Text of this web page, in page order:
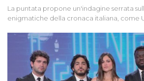
La puntata propone un'indagine serrata
enigmatiche della cronaca italiana, come
'90 e il 2000 che, inquietantemente,
libertà. Lo speciale affronta inoltre le zone
Firenze, le cui responsabilità appaiono
groviglio di dubbi mai chiariti. Nel corso
l'intervista inedita a Olindo Romano,